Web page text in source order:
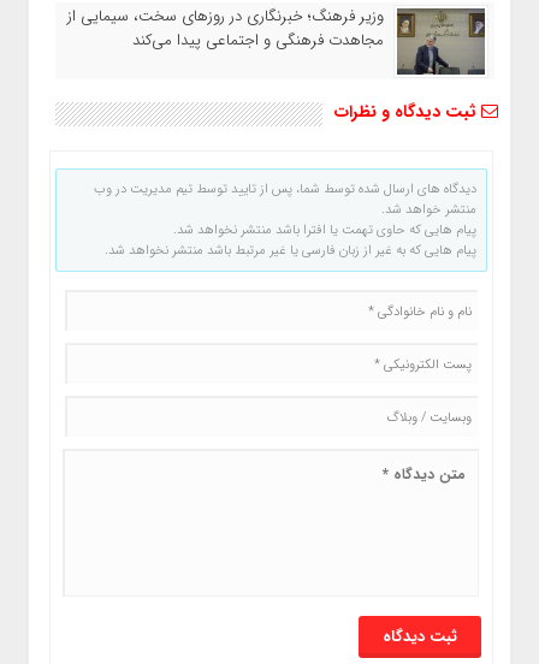
وزیر فرهنگ؛ خبرنگاری در روزهای سخت، سیمایی از
مجاهدت فرهنگی و اجتماعی پیدا می‌کند
ثبت دیدگاه و نظرات
دیدگاه های ارسال شده توسط شما، پس از تایید توسط تیم مدیریت در وب
منتشر خواهد شد.
پیام هایی که حاوی تهمت یا افترا باشد منتشر نخواهد شد.
پیام هایی که به غیر از زبان فارسی یا غیر مرتبط باشد منتشر نخواهد شد.